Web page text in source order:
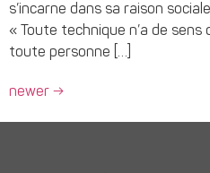
s’incarne dans sa raison
« Toute technique n’a de sens
toute personne […]
newer →